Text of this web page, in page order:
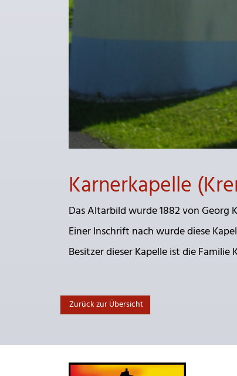
Karnerkapelle
Das Altarbild wurde 1882 von Georg
Einer Inschrift nach wurde diese
Besitzer dieser Kapelle ist die Familie
Zurück zur Übersicht